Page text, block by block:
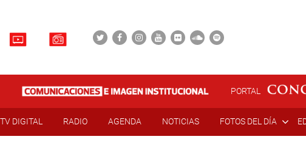
PORTAL
TV DIGITAL RADIO AGENDA NOTICIAS FOTOS DEL DÍA